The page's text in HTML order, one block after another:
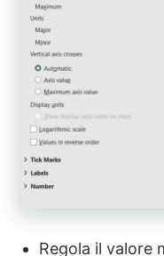
Regola il valore